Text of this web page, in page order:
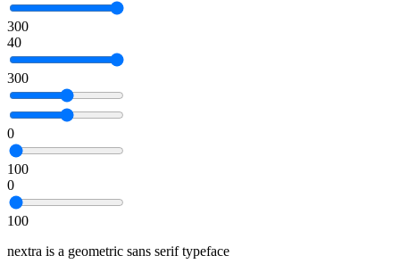
300
40
300
0
100
0
100
nextra is a geometric sans serif typeface